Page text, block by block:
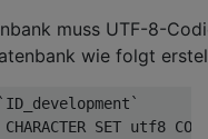
muss UTF-8-
wie folgt
`ID_development`
CHARACTER SET utf8